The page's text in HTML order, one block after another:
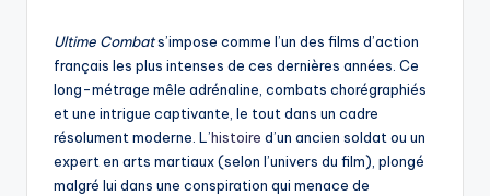
Ultime Combats’impose comme l’un des films d’action
français les plus intenses de ces dernières années. Ce
long-métrage mêle adrénaline, combats chorégraphiés
et une intrigue captivante, le tout dans un cadre
résolument moderne. L’histoire d’un ancien soldat ou un
expert en arts martiaux (selon l’univers du film), plongé
malgré lui dans une conspiration qui menace de